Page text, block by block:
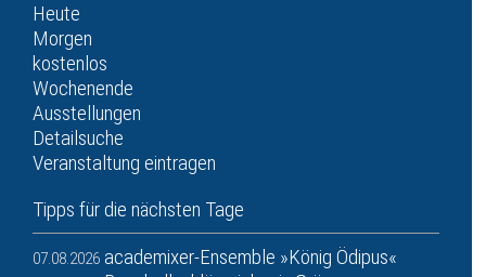
Heute
Morgen
kostenlos
Wochenende
Ausstellungen
Detailsuche
Veranstaltung eintragen
Tipps für die nächsten Tage
07.08.2026 academixer-Ensemble »König Ödipus«